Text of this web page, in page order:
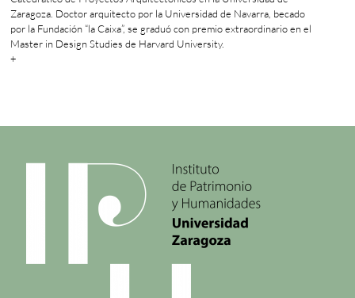
Zaragoza. Doctor arquitecto por la Universidad de Navarra, becado
por la Fundación “la Caixa”, se graduó con premio extraordinario en el
Master in Design Studies de Harvard University.
+